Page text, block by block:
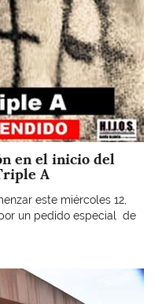
en el inicio del
A
este miércoles 12,
un pedido especial de